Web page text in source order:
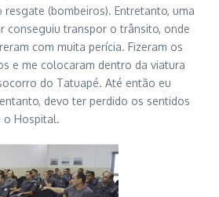
(bombeiros). Entretanto, uma
conseguiu transpor o trânsito, onde
com muita perícia. Fizeram os
e me colocaram dentro da viatura
do Tatuapé. Até então eu
devo ter perdido os sentidos
o Hospital.